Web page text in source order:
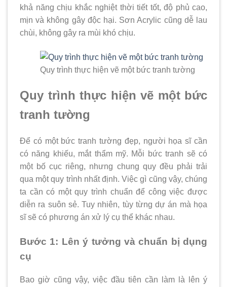
khả năng chịu khắc nghiệt thời tiết tốt, độ phủ cao,
mịn và không gây độc hại. Sơn Acrylic cũng dễ lau
chùi, không gây ra mùi khó chịu.
Quy trình thực hiện vẽ một bức tranh tường
Quy trình thực hiện vẽ một bức
tranh tường
Để có một bức tranh tường đẹp, người họa sĩ cần
có năng khiếu, mắt thẩm mỹ. Mỗi bức tranh sẽ có
một bố cục riêng, nhưng chung quy đều phải trải
qua một quy trình nhất định. Việc gì cũng vậy, chúng
ta cần có một quy trình chuẩn để công việc được
diễn ra suôn sẻ. Tuy nhiên, tùy từng dự án mà họa
sĩ sẽ có phương án xử lý cụ thể khác nhau.
Bước 1: Lên ý tưởng và chuẩn bị dụng
cụ
Bao giờ cũng vậy, việc đầu tiên cần làm là lên ý